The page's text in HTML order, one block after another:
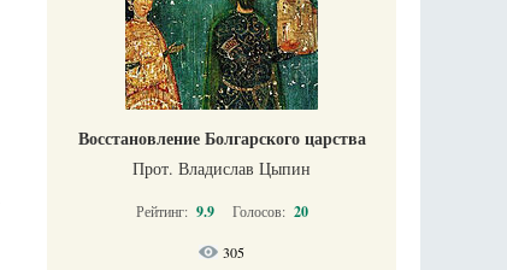
Восстановление Болгарского царства
Прот. Владислав Цыпин
Рейтинг: 9.9 Голосов: 20
305